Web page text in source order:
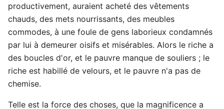
productivement, auraient acheté des vêtements
chauds, des mets nourrissants, des meubles
commodes, à une foule de gens laborieux condamnés
par lui à demeurer oisifs et misérables. Alors le riche a
des boucles d'or, et le pauvre manque de souliers ; le
riche est habillé de velours, et le pauvre n'a pas de
chemise.
Telle est la force des choses, que la magnificence a